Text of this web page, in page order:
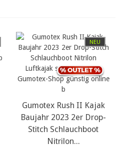
NEU
Gumotex Rush II Kajak
Baujahr 2023 2er Drop-
Stitch Schlauchboot
Nitrilon...